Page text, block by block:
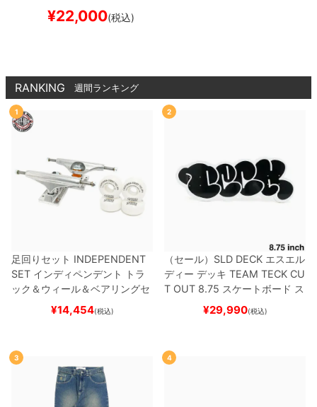
ズ スニーカー ANDREW
REYNOLDS 933NM93
¥22,000(税込)
RANKING 週間ランキング
1
足回りセット INDEPENDENT
SET インディペンデント
トラ
ック＆ウィール＆ベアリングセ
（トリック用）
ード スケボー
¥14,454(税込)
2
（セール） SLD DECK エスエル
ディー デッキ TEAM TECK CU
T OUT 8.75 スケートボード ス
¥29,990(税込)
3 4